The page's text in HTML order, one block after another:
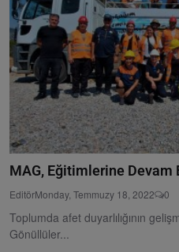
MAG, Eğitimlerine Devam
EditörMonday, Temmuzy 18, 2022 0
Toplumda afet duyarlılığının
Gönüllüler...